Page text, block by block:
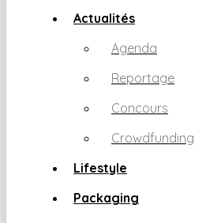
Actualités
Agenda
Reportage
Concours
Crowdfunding
Lifestyle
Packaging